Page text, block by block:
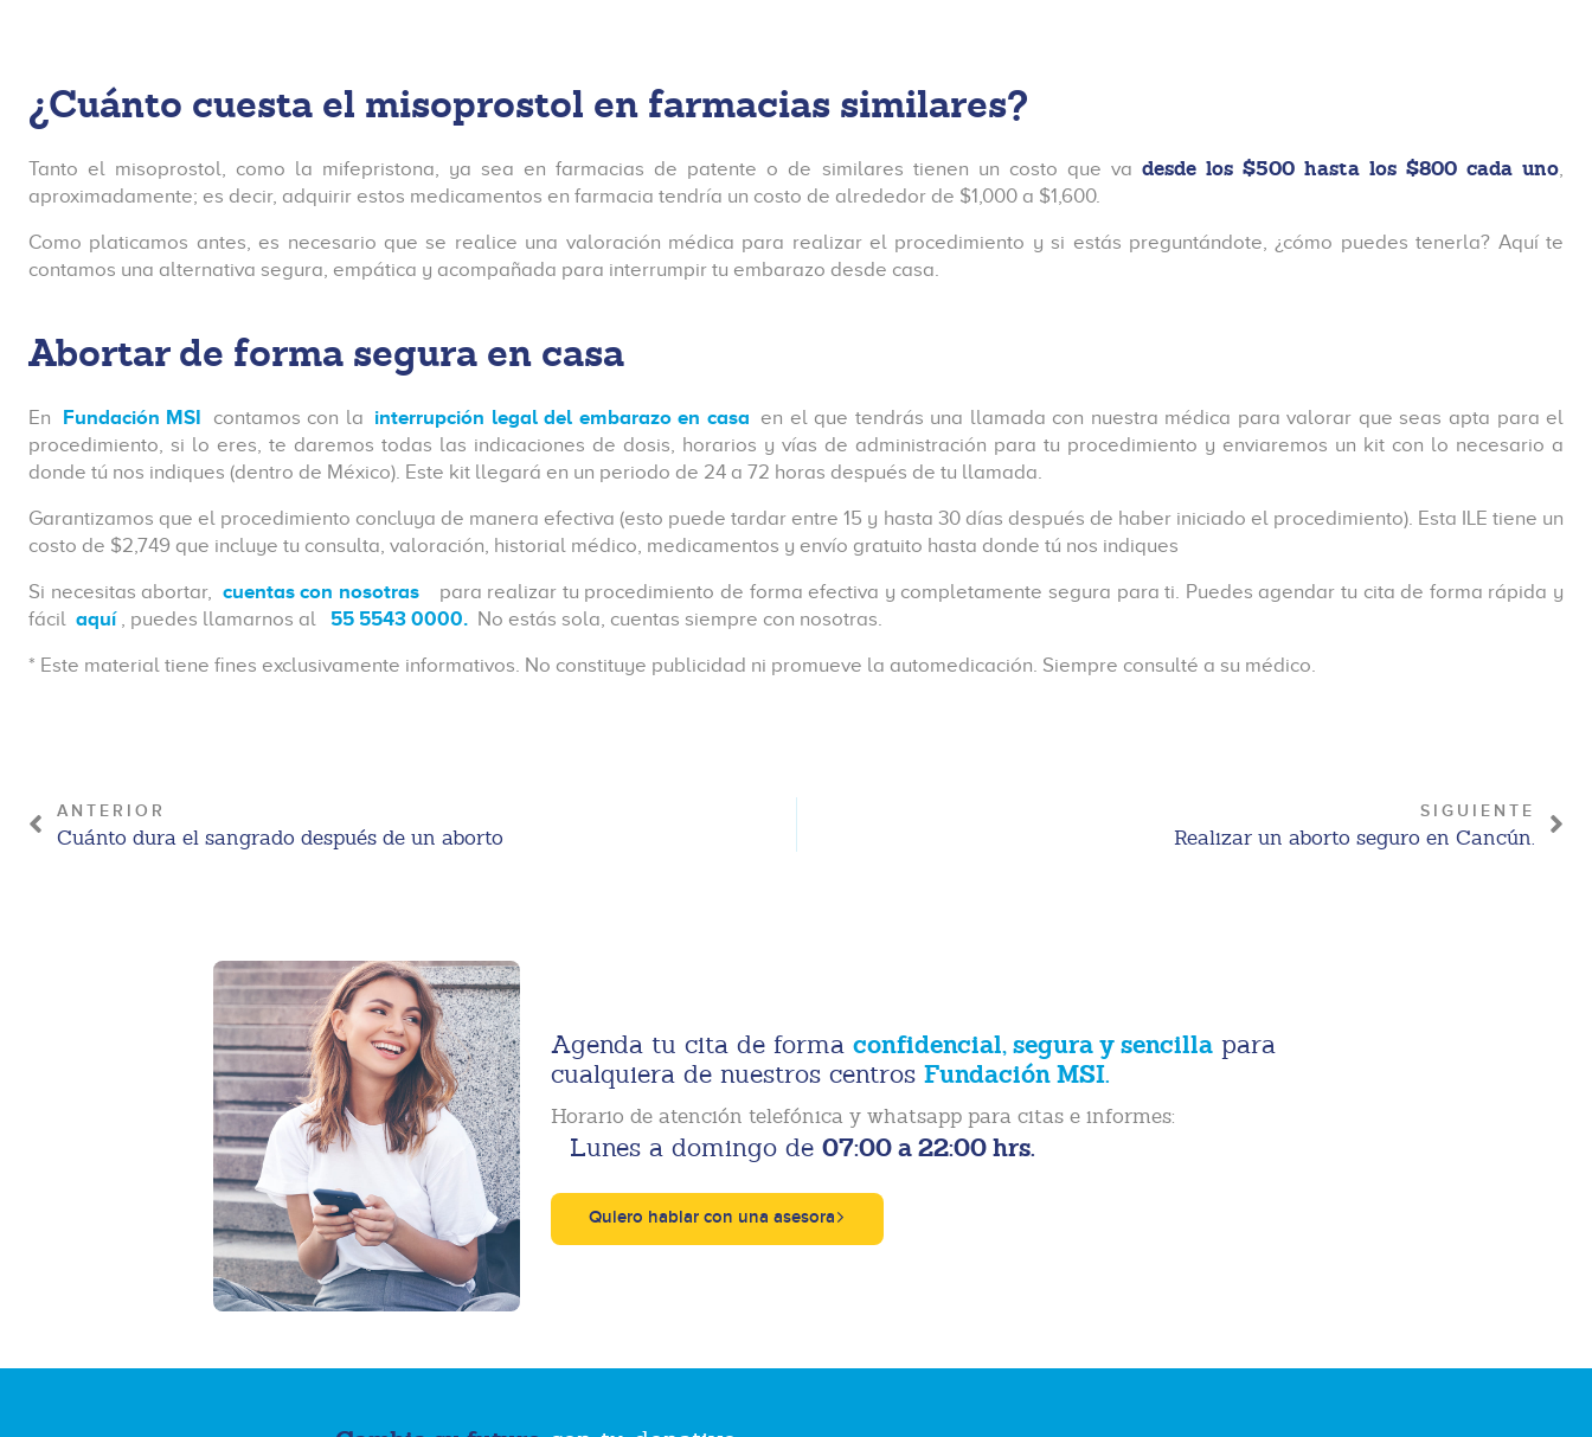
¿Cuánto cuesta el misoprostol en farmacias similares?
Tanto el misoprostol, como la mifepristona, ya sea en farmacias de patente o de similares tienen un costo que va desde los $500 hasta los $800 cada uno,
aproximadamente; es decir, adquirir estos medicamentos en farmacia tendría un costo de alrededor de $1,000 a $1,600.
Como platicamos antes, es necesario que se realice una valoración médica para realizar el procedimiento y si estás preguntándote, ¿cómo puedes tenerla? Aquí te
contamos una alternativa segura, empática y acompañada para interrumpir tu embarazo desde casa.
Abortar de forma segura en casa
En Fundación MSI contamos con la interrupción legal del embarazo en casa en el que tendrás una llamada con nuestra médica para valorar que seas apta para el
procedimiento, si lo eres, te daremos todas las indicaciones de dosis, horarios y vías de administración para tu procedimiento y enviaremos un kit con lo necesario a
donde tú nos indiques (dentro de México). Este kit llegará en un periodo de 24 a 72 horas después de tu llamada.
Garantizamos que el procedimiento concluya de manera efectiva (esto puede tardar entre 15 y hasta 30 días después de haber iniciado el procedimiento). Esta ILE tiene un
costo de $2,749 que incluye tu consulta, valoración, historial médico, medicamentos y envío gratuito hasta donde tú nos indiques
Si necesitas abortar, cuentas con nosotras
para realizar tu procedimiento de forma efectiva y completamente segura para ti. Puedes agendar tu cita de forma rápida y
fácil aquí , puedes llamarnos al 55 5543 0000. No estás sola, cuentas siempre con nosotras.
* Este material tiene fines exclusivamente informativos. No constituye publicidad ni promueve la automedicación. Siempre consulté a su médico.
ANTERIOR
Cuánto dura el sangrado después de un aborto
SIGUIENTE
Realizar un aborto seguro en Cancún.
Agenda tu cita de forma confidencial, segura y sencillapara
cualquiera de nuestros centros Fundación MSI.
Horario de atención telefónica y whatsapp para citas e informes:
Lunes a domingo de 07:00 a 22:00 hrs.
Quiero hablar con una asesora